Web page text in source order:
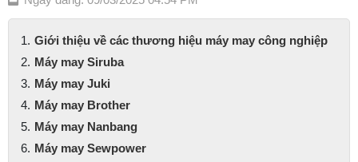
Giới thiệu về các thương hiệu máy may công nghiệp
Máy may Siruba
Máy may Juki
Máy may Brother
Máy may Nanbang
Máy may Sewpower